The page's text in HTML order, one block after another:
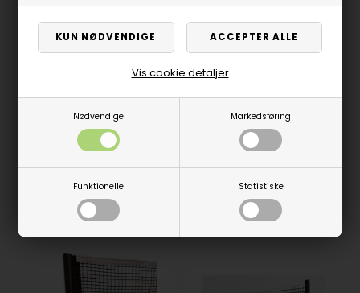
Nødvendige Markedsføring
Funktionelle Statistiske
Vis cookie detaljer
PRO CLIP netgarniture
DKK
Ikke på lager
Flex-net, 2 bats & 3
bolde
359,00 DKK
På lager